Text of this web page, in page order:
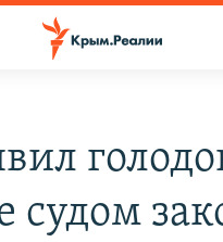
судом